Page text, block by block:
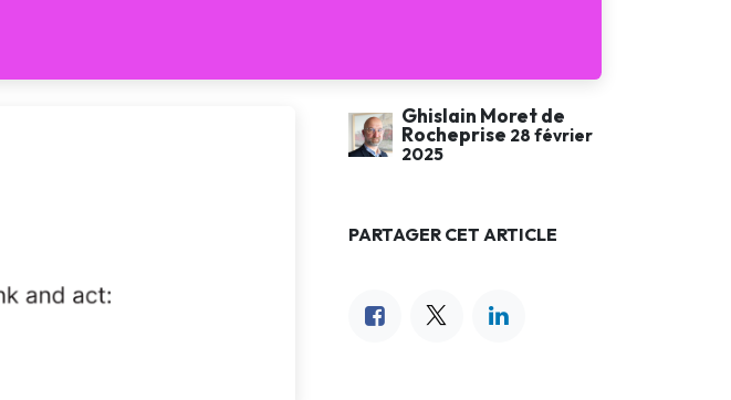
Ghislain Moret de
Rocheprise 28 février
2025
PARTAGER CET ARTICLE